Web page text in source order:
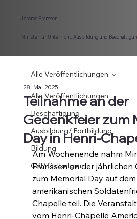
Minister für Unterricht, Ausbildung und
Jérôme Franssen
Alle Veröffentlichungen
Beschäftigung
Ausbildung/ Fortbildung
Bildung
CSP Ostbelgien
Alle Veröffentlichungen
Teilnahme an der
Gedenkfeier zum
Day in Henri-
28. Mai 2025
Am Wochenende nahm
Franssen an der jährlichen
zum Memorial Day auf dem
amerikanischen
Chapelle teil. Die
vom Henri-Chapelle